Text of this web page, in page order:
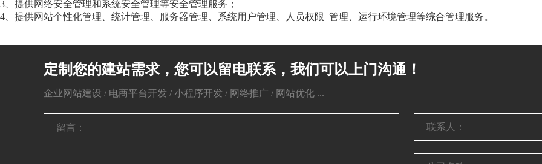
3、提供网络安全管理和系统安全管理等安全管理服务；
4、提供网站个性化管理、统计管理、服务器管理、系统用户管理、人员权限 管理、运行环境管理等综合管理服务。
定制您的建站需求，您可以留电联系，我们可以上门沟通！
企业网站建设 / 电商平台开发 / 小程序开发 / 网络推广 / 网站优化 ...